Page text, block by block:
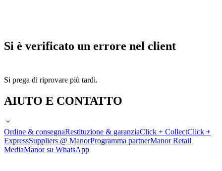
Si è verificato un errore nel client
Si prega di riprovare più tardi.
AIUTO E CONTATTO
Ordine & consegnaRestituzione & garanziaClick + CollectClick +
ExpressSuppliers @ ManorProgramma partnerManor Retail
MediaManor su WhatsApp